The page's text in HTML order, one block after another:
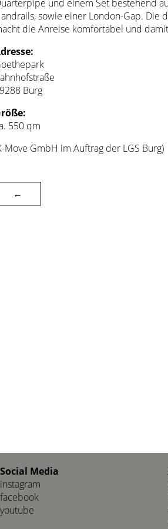
und einem Set bestehend
sowie einer London-Gap. Die
die Anreise komfortabel und
Burg
550 qm
Move GmbH im Auftrag der LGS Burg)
←
Social Media
instagram
facebook
youtube